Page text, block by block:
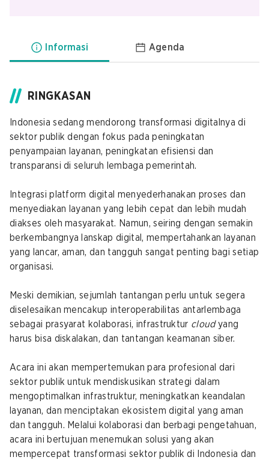
Informasi Agenda
RINGKASAN
Indonesia sedang mendorong transformasi digitalnya di
sektor publik dengan fokus pada peningkatan
penyampaian layanan, peningkatan efisiensi dan
transparansi di seluruh lembaga pemerintah.
Integrasi platform digital menyederhanakan proses dan
menyediakan layanan yang lebih cepat dan lebih mudah
diakses oleh masyarakat. Namun, seiring dengan semakin
berkembangnya lanskap digital, mempertahankan layanan
yang lancar, aman, dan tangguh sangat penting bagi setiap
organisasi.
Meski demikian, sejumlah tantangan perlu untuk segera
diselesaikan mencakup interoperabilitas antarlembaga
sebagai prasyarat kolaborasi, infrastruktur cloudyang
harus bisa diskalakan, dan tantangan keamanan siber.
Acara ini akan mempertemukan para profesional dari
sektor publik untuk mendiskusikan strategi dalam
mengoptimalkan infrastruktur, meningkatkan keandalan
layanan, dan menciptakan ekosistem digital yang aman
dan tangguh. Melalui kolaborasi dan berbagi pengetahuan,
acara ini bertujuan menemukan solusi yang akan
mempercepat transformasi sektor publik di Indonesia dan